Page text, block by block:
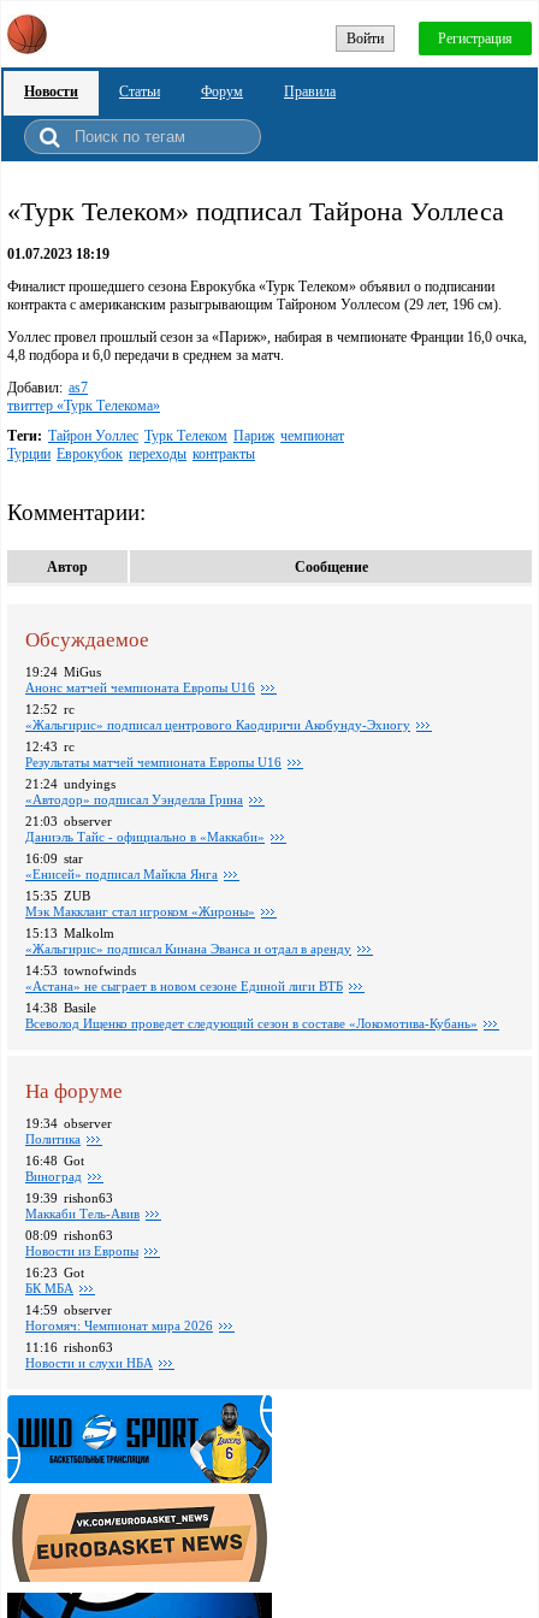
Войти Регистрация
Новости Статьи Форум Правила
«Турк Телеком» подписал Тайрона Уоллеса
01.07.2023 18:19
Финалист прошедшего сезона Еврокубка «Турк Телеком» объявил о подписании
контракта с американским разыгрывающим Тайроном Уоллесом (29 лет, 196 см).
Уоллес провел прошлый сезон за «Париж», набирая в чемпионате Франции 16,0 очка,
4,8 подбора и 6,0 передачи в среднем за матч.
Добавил: as7
твиттер «Турк Телекома»
Теги: Тайрон Уоллес Турк Телеком Париж чемпионат
Турции Еврокубок переходы контракты
Комментарии:
Автор Сообщение
Обсуждаемое
19:24 MiGus
Анонс матчей чемпионата Европы U16
12:52 rc
«Жальгирис» подписал центрового Каодиричи Акобунду-Эхиогу
12:43 rc
Pезультаты матчей чемпионата Европы U16
21:24 undyings
«Автодор» подписал Уэнделла Грина
21:03 observer
Даниэль Тайс - официально в «Маккаби»
16:09 star
«Енисей» подписал Майкла Янга
15:35 ZUB
Мэк Маккланг стал игроком «Жироны»
15:13 Malkolm
«Жальгирис» подписал Кинана Эванса и отдал в аренду
14:53 townofwinds
«Астана» не сыграет в новом сезоне Единой лиги ВТБ
14:38 Basile
Всеволод Ищенко проведет следующий сезон в составе «Локомотива-Кубань»
На форуме
19:34 observer
Политика
16:48 Got
Виноград
19:39 rishon63
Маккаби Тель-Авив
08:09 rishon63
Новости из Европы
16:23 Got
БК МБА
14:59 observer
Ногомяч: Чемпионат мира 2026
11:16 rishon63
Новости и слухи НБА